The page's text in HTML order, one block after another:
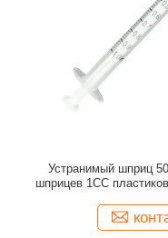
Устранимый шприц
шприцев 1CC